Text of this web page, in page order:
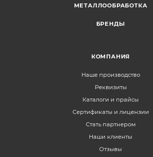
МЕТАЛЛООБРАБОТКА
БРЕНДЫ
КОМПАНИЯ
Наше производство
Реквизиты
Каталоги и прайсы
Сертификаты и лицензии
Стать партнером
Наши клиенты
Отзывы